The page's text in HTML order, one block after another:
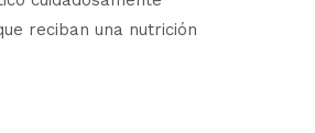
reciban una nutrición